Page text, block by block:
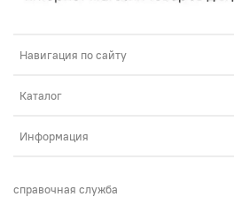
Навигация по сайту
Каталог
Информация
справочная служба